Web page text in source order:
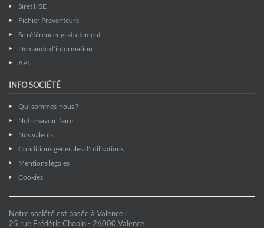
Siret HSE
Fichier Preventeurs
Se référencer gratuitement
Demande d'information
API
INFO SOCIÉTÉ
Qui sommes-nous ?
Notre savoir-faire
Nos valeurs
Conditions générales d'utilisations
Mentions légales
Cookies
Notre société est basée à Valence :
25 rue Frédéric Chopin - 26000 Valence